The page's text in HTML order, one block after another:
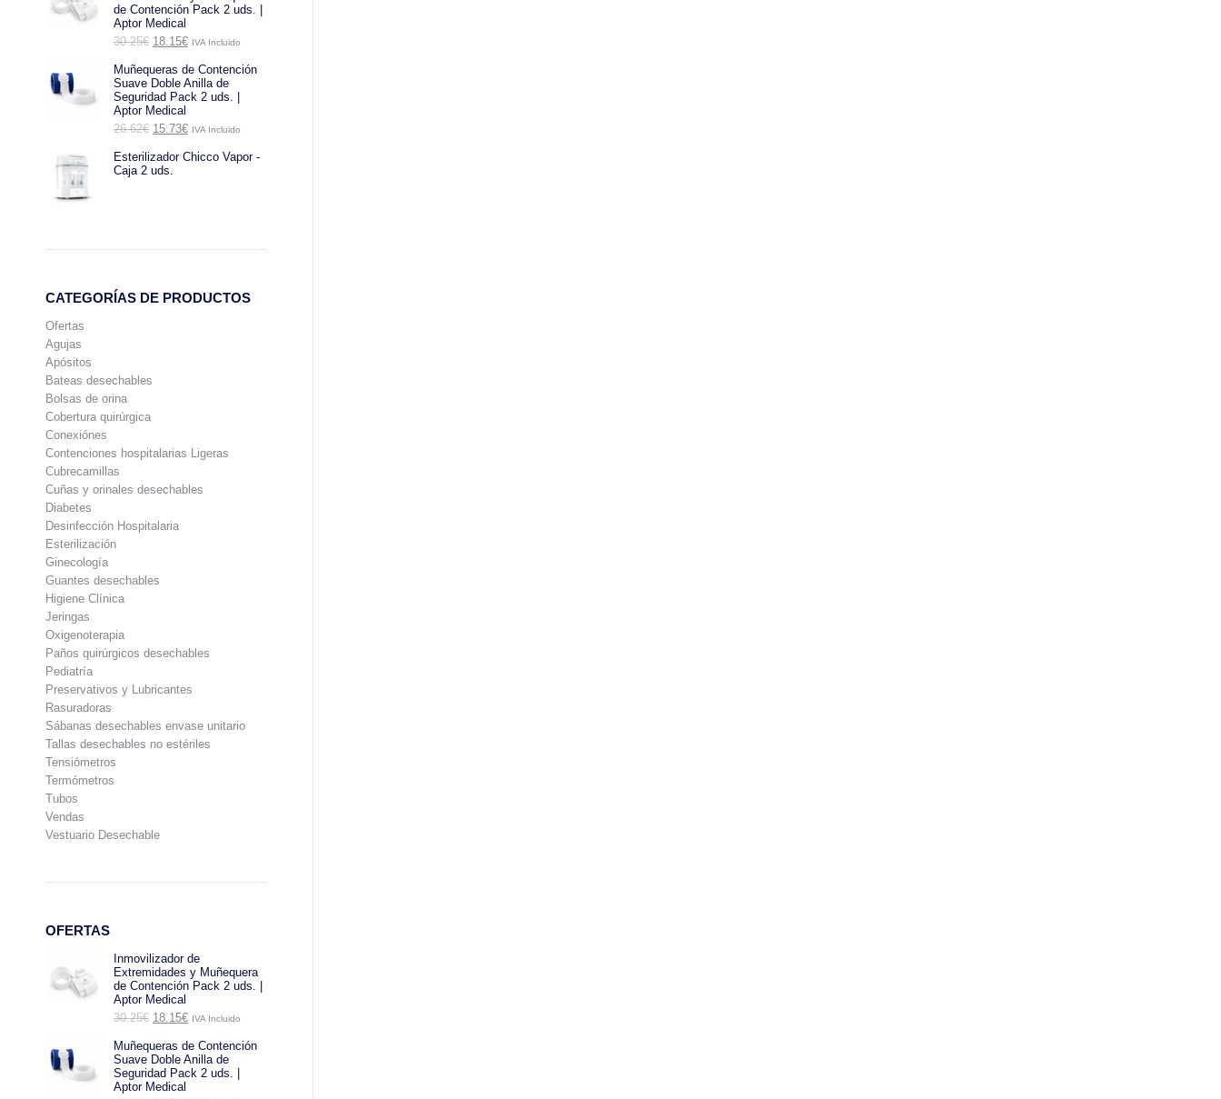
de Contención Pack 2 uds. |
Aptor Medical
30.25€ El
original
era:
30.25€.
18.15€El
actual
es:
18.15€.
IVA Incluido
Muñequeras de Contención
Suave Doble Anilla de
Seguridad Pack 2 uds. |
Aptor Medical
26.62€ El
original
era:
15.73€El
actual
IVA Incluido
Esterilizador Chicco Vapor -
Caja 2 uds.
CATEGORÍAS DE PRODUCTOS
Ofertas
Agujas
Apósitos
Bateas desechables
Bolsas de orina
Cobertura quirúrgica
Conexiónes
Contenciones hospitalarias Ligeras
Cubrecamillas
Cuñas y orinales desechables
Diabetes
Desinfección Hospitalaria
Esterilización
Ginecología
Guantes desechables
Higiene Clínica
Jeringas
Oxigenoterapia
Paños quirúrgicos desechables
Pediatría
Preservativos y Lubricantes
Rasuradoras
Sábanas desechables envase unitario
Tallas desechables no estériles
Tensiómetros
Termómetros
Tubos
Vendas
Vestuario Desechable
OFERTAS
Inmovilizador de
Extremidades y Muñequera
de Contención Pack 2 uds. |
Aptor Medical
30.25€ El
original
era:
30.25€.
18.15€El
actual
es:
18.15€.
IVA Incluido
Muñequeras de Contención
Suave Doble Anilla de
Seguridad Pack 2 uds. |
Aptor Medical